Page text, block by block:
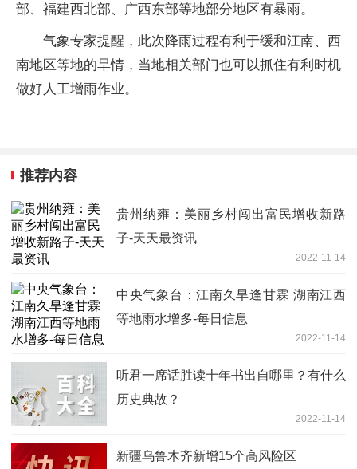
部、福建西北部、广西东部等地部分地区有暴雨。
气象专家提醒，此次降雨过程有利于缓和江南、西
南地区等地的旱情，当地相关部门也可以抓住有利时机
做好人工增雨作业。
推荐内容
贵州纳雍：美丽乡村闯出富民增收新路
子-天天最资讯
2022-11-14
中央气象台：江南久旱逢甘霖 湖南江西
等地雨水增多-每日信息
2022-11-14
听君一席话胜读十年书出自哪里？有什么
历史典故？
2022-11-14
新疆乌鲁木齐新增15个高风险区